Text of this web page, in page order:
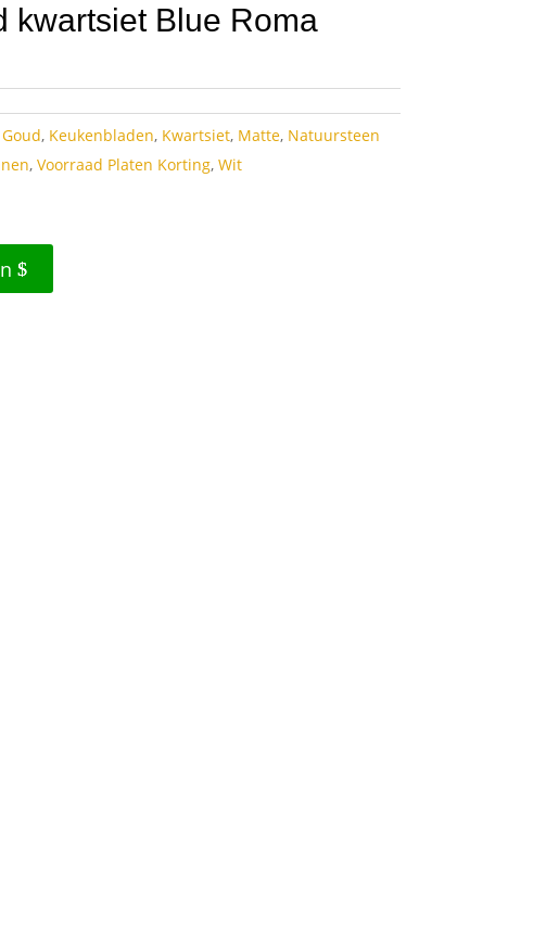
kwartsiet Blue Roma
Goud, Keukenbladen, Kwartsiet, Matte, Natuursteen
,Voorraad Platen Korting,Wit